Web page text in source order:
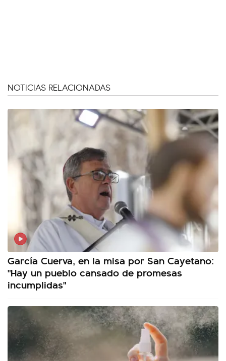
NOTICIAS RELACIONADAS
García Cuerva, en la misa por San Cayetano:
"Hay un pueblo cansado de promesas
incumplidas"